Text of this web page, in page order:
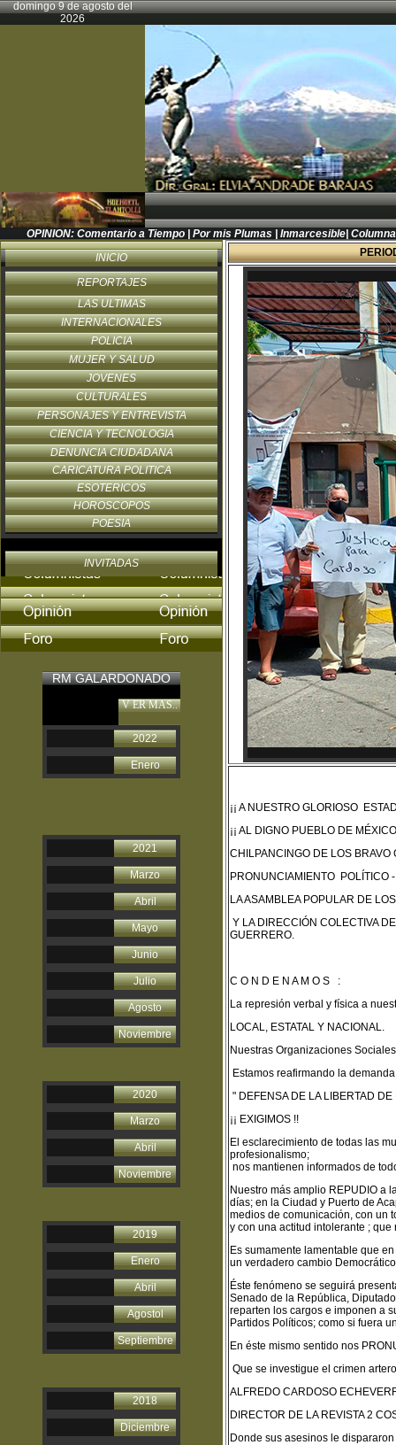
domingo 9 de agosto del
2026
OPINION: Comentario a Tiempo Por mis Plumas Inmarcesible
INICIO
REPORTAJES
LAS ULTIMAS
INTERNACIONALES
POLICIA
MUJER Y SALUD
JOVENES
CULTURALES
PERSONAJES Y ENTREVISTA
CIENCIA Y TECNOLOGIA
DENUNCIA CIUDADANA
CARICATURA POLITICA
ESOTERICOS
HOROSCOPOS
POESIA
INVITADAS
RM GALARDONADO
V ER MAS..
2022
Enero
2021
Marzo
Abril
Mayo
Junio
Julio
Agosto
Noviembre
2020
Marzo
Abril
Noviembre
2019
Enero
Abril
Agostol
Septiembre
2018
Diciembre
¡¡ A NUESTRO GLORIOSO
¡¡ AL DIGNO PUEBLO DE
CHILPANCINGO DE LOS
PRONUNCIAMIENTO POLÍTICO
LA ASAMBLEA POPULAR DE
Y LA DIRECCIÓN COLECTIVA
GUERRERO.
C O N D E N A M O S :
La represión verbal y física a
LOCAL, ESTATAL Y NACIONAL.
Nuestras Organizaciones
Estamos reafirmando la
" DEFENSA DE LA LIBERTAD DE
¡¡ EXIGIMOS !!
El esclarecimiento de todas las
profesionalismo;
nos mantienen informados de
Nuestro más amplio REPUDIO a
días; en la Ciudad y Puerto de
medios de comunicación, con un
y con una actitud intolerante ;
Es sumamente lamentable que
un verdadero cambio
Éste fenómeno se seguirá
Senado de la República,
reparten los cargos e imponen a
Partidos Políticos; como si fuera
En éste mismo sentido nos
Que se investigue el crimen
ALFREDO CARDOSO
DIRECTOR DE LA REVISTA 2
Donde sus asesinos le